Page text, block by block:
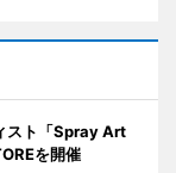
スト「Spray Art
を開催